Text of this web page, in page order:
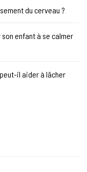
du cerveau ?
enfant à se calmer
il aider à lâcher